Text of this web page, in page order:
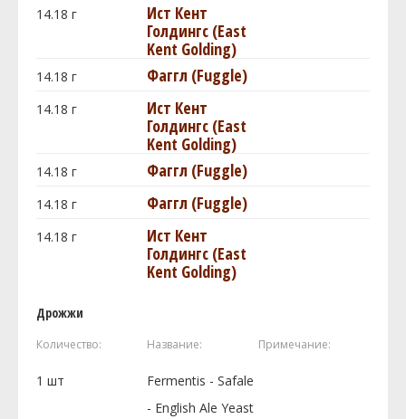
14.18 г
Ист Кент
Голдингc (East
Kent Golding)
14.18 г Фаггл (Fuggle)
14.18 г
Ист Кент
Голдингc (East
Kent Golding)
14.18 г Фаггл (Fuggle)
14.18 г Фаггл (Fuggle)
14.18 г
Ист Кент
Голдингc (East
Kent Golding)
Дрожжи
Количество: Название: Примечание:
1 шт
Fermentis - Safale
- English Ale Yeast